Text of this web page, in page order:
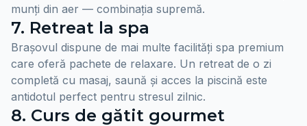
munți din aer — combinația supremă.
7. Retreat la spa
Brașovul dispune de mai multe facilități spa premium
care oferă pachete de relaxare. Un retreat de o zi
completă cu masaj, saună și acces la piscină este
antidotul perfect pentru stresul zilnic.
8. Curs de gătit gourmet